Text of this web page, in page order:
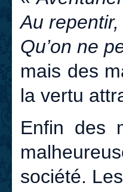
Au
Qu’on ne
mais des
la vertu
Enfin des
société.